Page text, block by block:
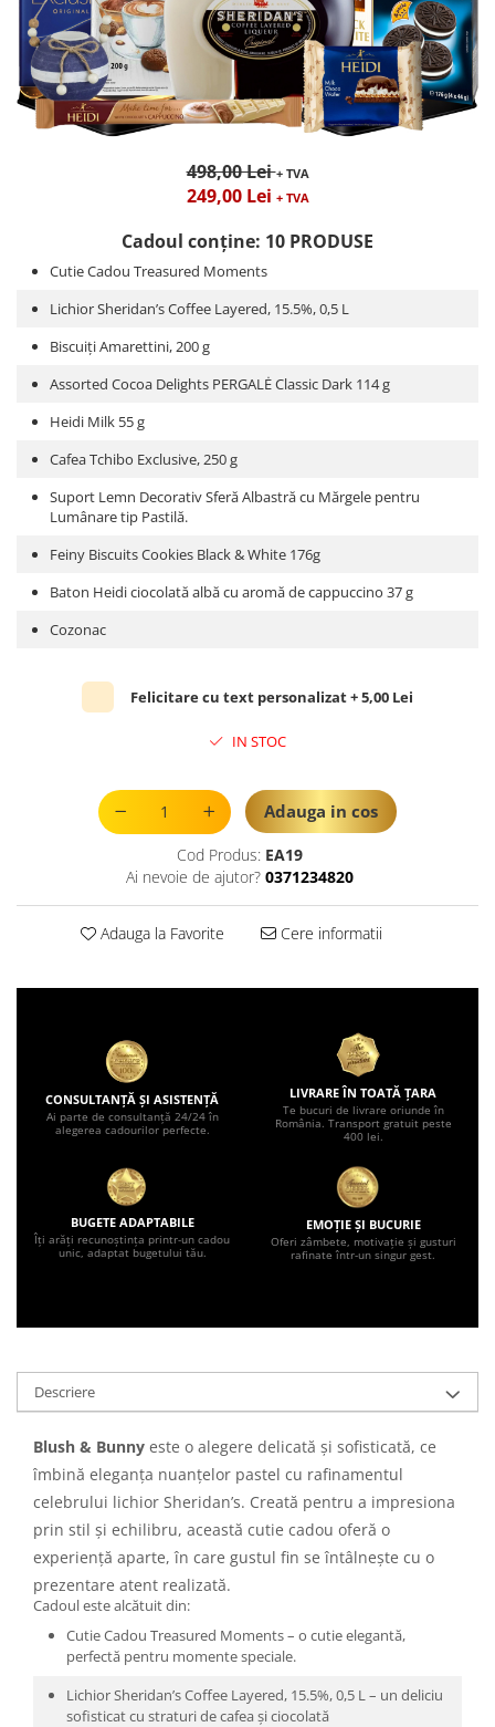
498,00 Lei+ TVA
249,00 Lei + TVA
Cadoul conține: 10 PRODUSE
Cutie Cadou Treasured Moments
Lichior Sheridan’s Coffee Layered, 15.5%, 0,5 L
Biscuiți Amarettini, 200 g
Assorted Cocoa Delights PERGALĖ Classic Dark 114 g
Heidi Milk 55 g
Cafea Tchibo Exclusive, 250 g
Suport Lemn Decorativ Sferă Albastră cu Mărgele pentru
Lumânare tip Pastilă.
Feiny Biscuits Cookies Black & White 176g
Baton Heidi ciocolată albă cu aromă de cappuccino 37 g
Cozonac
Felicitare cu text personalizat + 5,00 Lei
IN STOC
Adauga in cos
Cod Produs: EA19
Ai nevoie de ajutor? 0371234820
Adauga la Favorite Cere informatii
CONSULTANȚĂ ȘI ASISTENȚĂ
Ai parte de consultanță 24/24 în
alegerea cadourilor perfecte.
LIVRARE ÎN TOATĂ ȚARA
Te bucuri de livrare oriunde în
România. Transport gratuit peste
400 lei.
BUGETE ADAPTABILE
Îți arăți recunoștința printr-un cadou
unic, adaptat bugetului tău.
EMOȚIE ȘI BUCURIE
Oferi zâmbete, motivație și gusturi
rafinate într-un singur gest.
Descriere
Blush & Bunny este o alegere delicată și sofisticată, ce
îmbină eleganța nuanțelor pastel cu rafinamentul
celebrului lichior Sheridan’s. Creată pentru a impresiona
prin stil și echilibru, această cutie cadou oferă o
experiență aparte, în care gustul fin se întâlnește cu o
prezentare atent realizată.
Cadoul este alcătuit din:
Cutie Cadou Treasured Moments – o cutie elegantă,
perfectă pentru momente speciale.
Lichior Sheridan’s Coffee Layered, 15.5%, 0,5 L – un deliciu
sofisticat cu straturi de cafea și ciocolată